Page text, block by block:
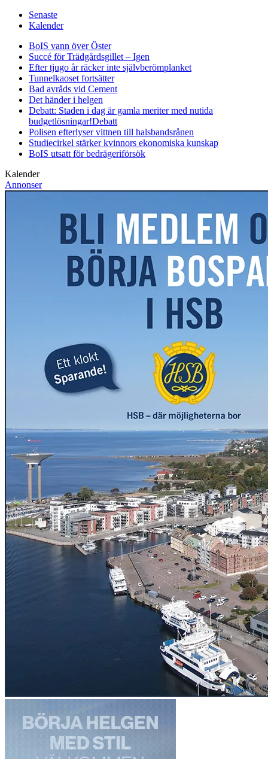
Senaste
Kalender
BoIS vann över Öster
Succé för Trädgårdsgillet – Igen
Efter tjugo år räcker inte självberömplanket
Tunnelkaoset fortsätter
Bad avråds vid Cement
Det händer i helgen
Debatt: Staden i dag är gamla meriter med nutida
budgetlösningar!Debatt
Polisen efterlyser vittnen till halsbandsrånen
Studiecirkel stärker kvinnors ekonomiska kunskap
BoIS utsatt för bedrägeriförsök
Kalender
Annonser